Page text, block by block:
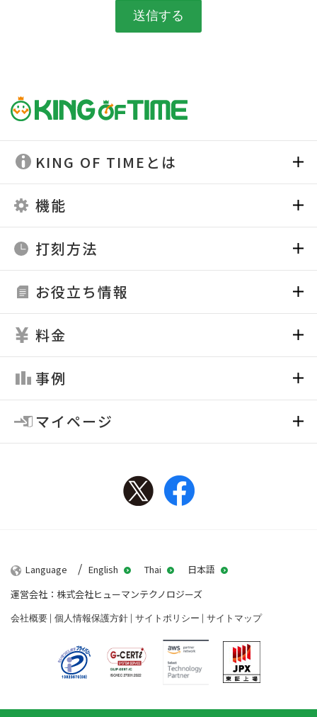
KING OF TIMEとは
機能
打刻方法
お役立ち情報
料金
事例
マイページ
TwitterFacebook
会社概要 個人情報保護方針 サイトポリシー サイトマップ
Language English Thai
日本語
運営会社：株式会社ヒューマンテクノロジーズ